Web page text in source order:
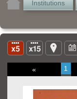
Institutions
« 1